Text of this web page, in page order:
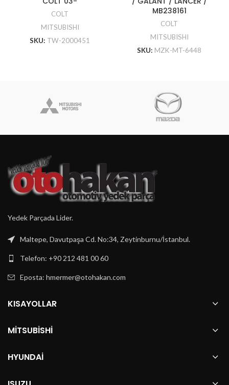
COLT
MITSUBISHI
SKU: TW-2000451
MB238161
COLT
MITSUBISHI
SKU: MZK-MT-6448
Yedek Parçada Lider.
Maltepe, Davutpaşa Cd. No:34, Zeytinburnu/İstanbul.
Telefon: +90 212 481 00 60
Eposta: hmermer@otohakan.com
KISAYOLLAR
MITSUBISHI
HYUNDAI